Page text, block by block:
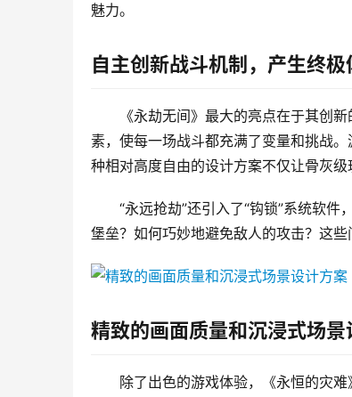
魅力。
自主创新战斗机制，产生终极
《永劫无间》最大的亮点在于其创
素，使每一场战斗都充满了变量和挑战
种相对高度自由的设计方案不仅让骨灰
“永远抢劫”还引入了“钩锁”系统软
堡垒？如何巧妙地避免敌人的攻击？这些
精致的画面质量和沉浸式场景
除了出色的游戏体验，《永恒的灾